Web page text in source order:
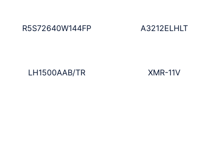
R5S72640W144FP A3212ELHLT
LH1500AAB/TR XMR-11V